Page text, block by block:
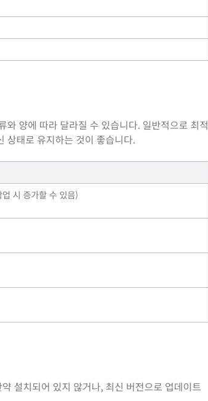
양에 따라 달라질 수 있습니다. 일반적으로 최적
상태로 유지하는 것이 좋습니다.
시 증가할 수 있음)
설치되어 있지 않거나, 최신 버전으로 업데이트